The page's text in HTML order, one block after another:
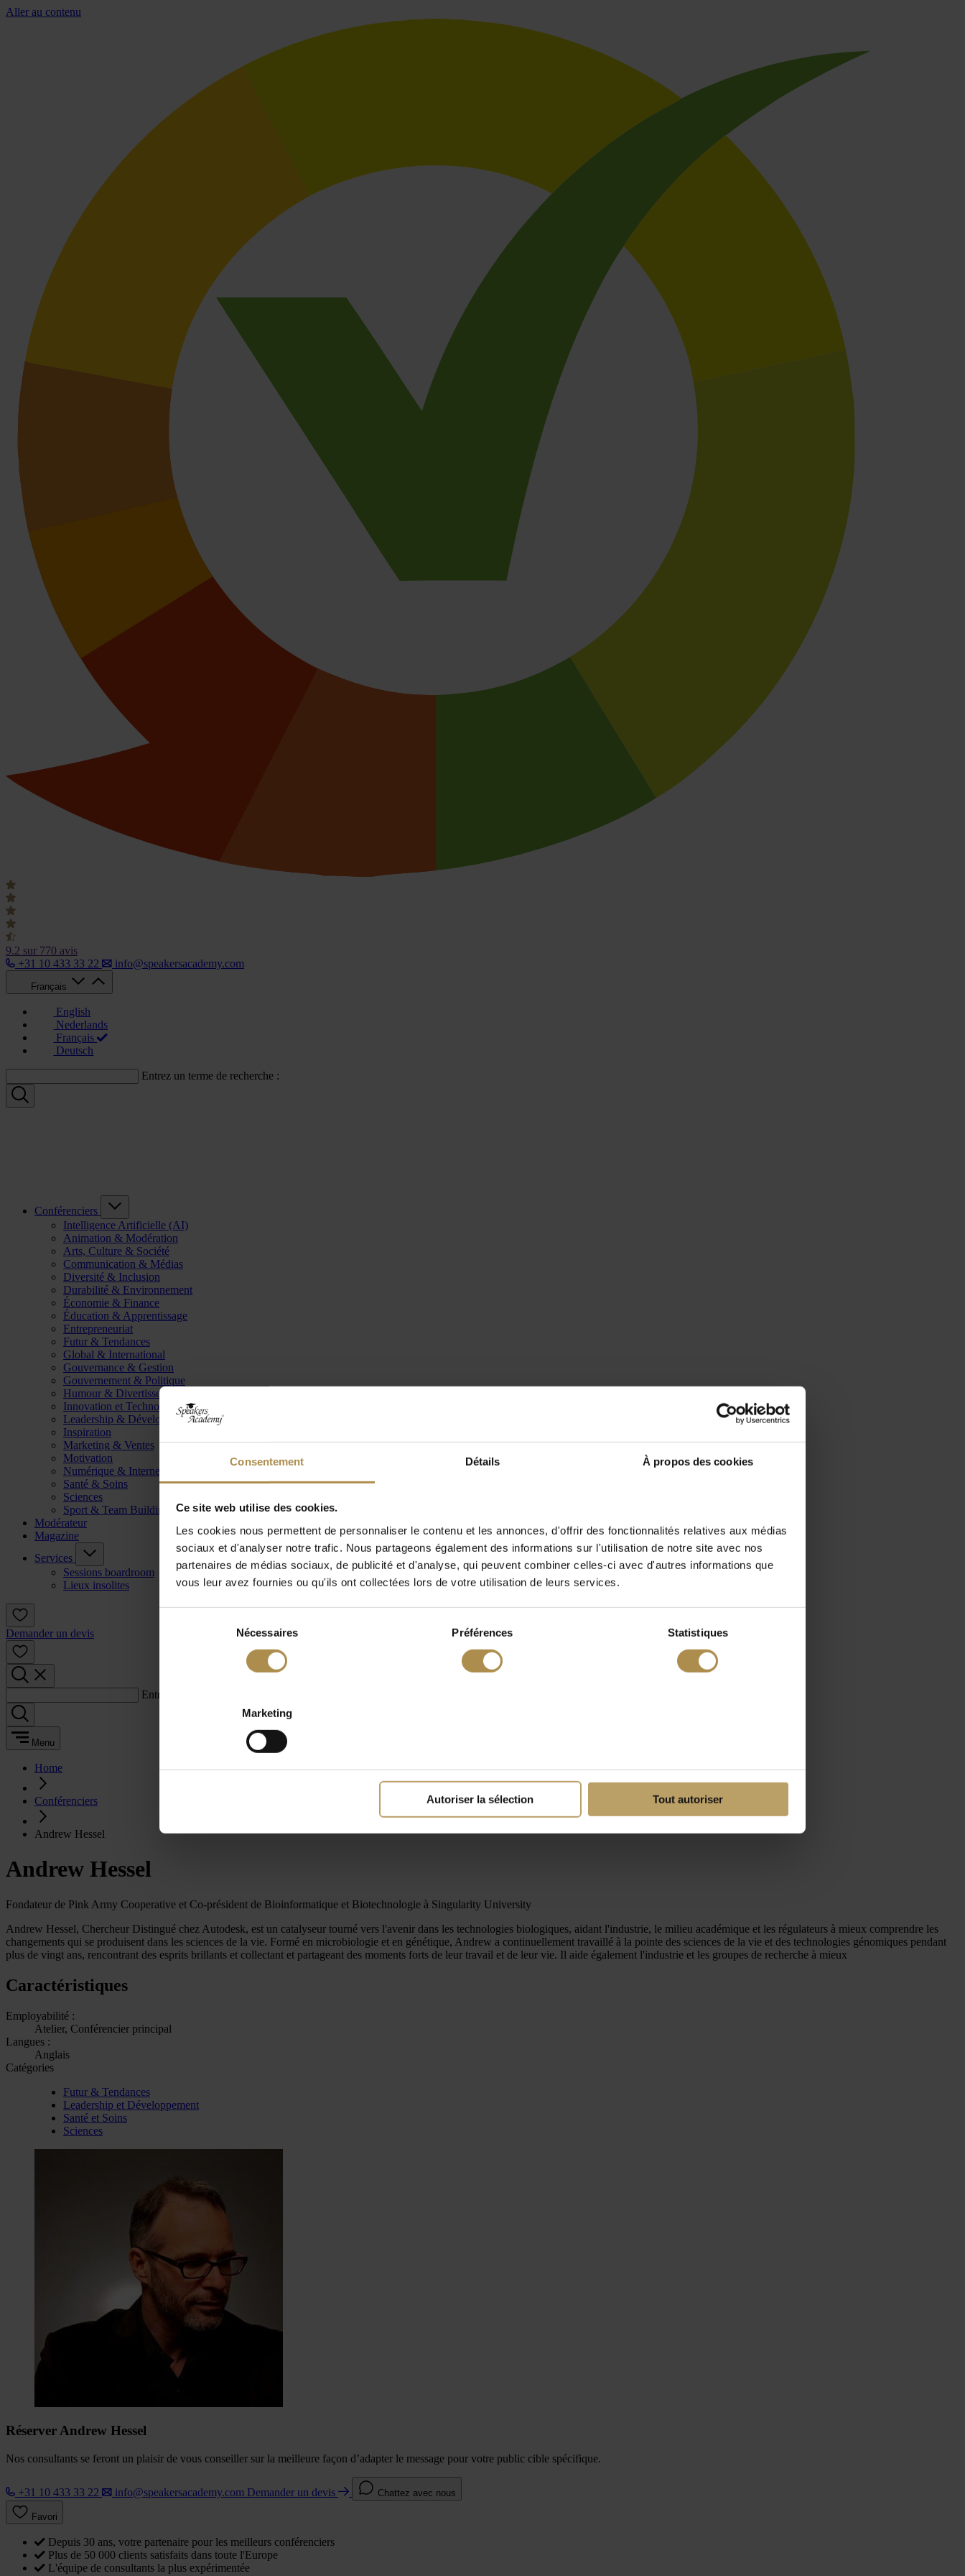
Consentement Détails À propos des cookies
Ce site web utilise des cookies.
Les cookies nous permettent de personnaliser le contenu et les annonces, d'offrir des fonctionnalités relatives aux médias
sociaux et d'analyser notre trafic. Nous partageons également des informations sur l'utilisation de notre site avec nos
partenaires de médias sociaux, de publicité et d'analyse, qui peuvent combiner celles-ci avec d'autres informations que
vous leur avez fournies ou qu'ils ont collectées lors de votre utilisation de leurs services.
Nécessaires Préférences Statistiques
Marketing
Autoriser la sélection Tout autoriser
Aller au contenu
9.2 sur 770 avis
+31 10 433 33 22
info@speakersacademy.com
Français
English
Nederlands
Français
Deutsch
Entrez un terme de recherche :
Conférenciers
Intelligence Artificielle (AI)
Animation & Modération
Arts, Culture & Société
Communication & Médias
Diversité & Inclusion
Durabilité & Environnement
Économie & Finance
Éducation & Apprentissage
Entrepreneuriat
Futur & Tendances
Global & International
Gouvernance & Gestion
Gouvernement & Politique
Humour & Divertissement
Innovation et Technologie
Leadership & Développement
Inspiration
Marketing & Ventes
Motivation
Numérique & Internet
Santé & Soins
Sciences
Sport & Team Building
Modérateur
Magazine
Services
Sessions boardroom
Lieux insolites
Demander un devis
Entrez un terme de recherche :
Menu
Home
Conférenciers
Andrew Hessel
Andrew Hessel
Fondateur de Pink Army Cooperative et Co-président de Bioinformatique et Biotechnologie à Singularity University
Andrew Hessel, Chercheur Distingué chez Autodesk, est un catalyseur tourné vers l'avenir dans les technologies biologiques, aidant l'industrie, le milieu académique et les régulateurs à mieux comprendre les
changements qui se produisent dans les sciences de la vie. Formé en microbiologie et en génétique, Andrew a continuellement travaillé à la pointe des sciences de la vie et des technologies génomiques pendant
plus de vingt ans, rencontrant des esprits brillants et collectant et partageant des moments forts de leur travail et de leur vie. Il aide également l'industrie et les groupes de recherche à mieux
Caractéristiques
Employabilité :
Atelier, Conférencier principal
Langues :
Anglais
Catégories
Futur & Tendances
Leadership et Développement
Santé et Soins
Sciences
Réserver Andrew Hessel
Nos consultants se feront un plaisir de vous conseiller sur la meilleure façon d’adapter le message pour votre public cible spécifique.
+31 10 433 33 22 info@speakersacademy.com Demander un devis Chattez avec nous
Favori
Depuis 30 ans, votre partenaire pour les meilleurs conférenciers
Plus de 50 000 clients satisfaits dans toute l'Europe
L'équipe de consultants la plus expérimentée